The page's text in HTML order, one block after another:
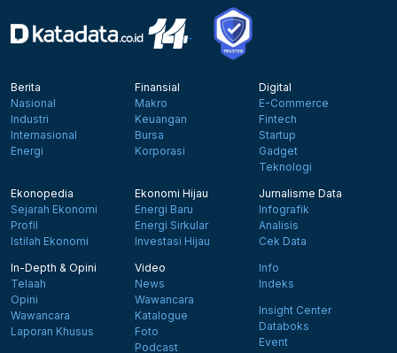
Berita
Nasional
Industri
Internasional
Energi
Finansial
Makro
Keuangan
Bursa
Korporasi
Digital
E-Commerce
Fintech
Startup
Gadget
Teknologi
Ekonopedia
Sejarah Ekonomi
Profil
Istilah Ekonomi
Ekonomi Hijau
Energi Baru
Energi Sirkular
Investasi Hijau
Jurnalisme Data
Infografik
Analisis
Cek Data
In-Depth & Opini
Telaah
Opini
Wawancara
Laporan Khusus
Video
News
Wawancara
Katalogue
Foto
Podcast
Info
Indeks
Insight Center
Databoks
Event